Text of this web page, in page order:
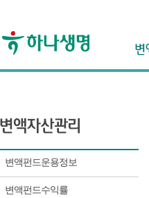
변액펀드운용정보
변액펀드수익률